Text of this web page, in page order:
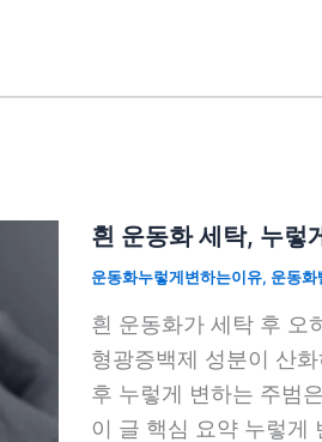
흰 운동화 세탁, 누렇
운동화누렇게변하는이유, 운동화
흰 운동화가 세탁 후 오
형광증백제 성분이 산
후 누렇게 변하는 주범
이 글 핵심 요약 누렇